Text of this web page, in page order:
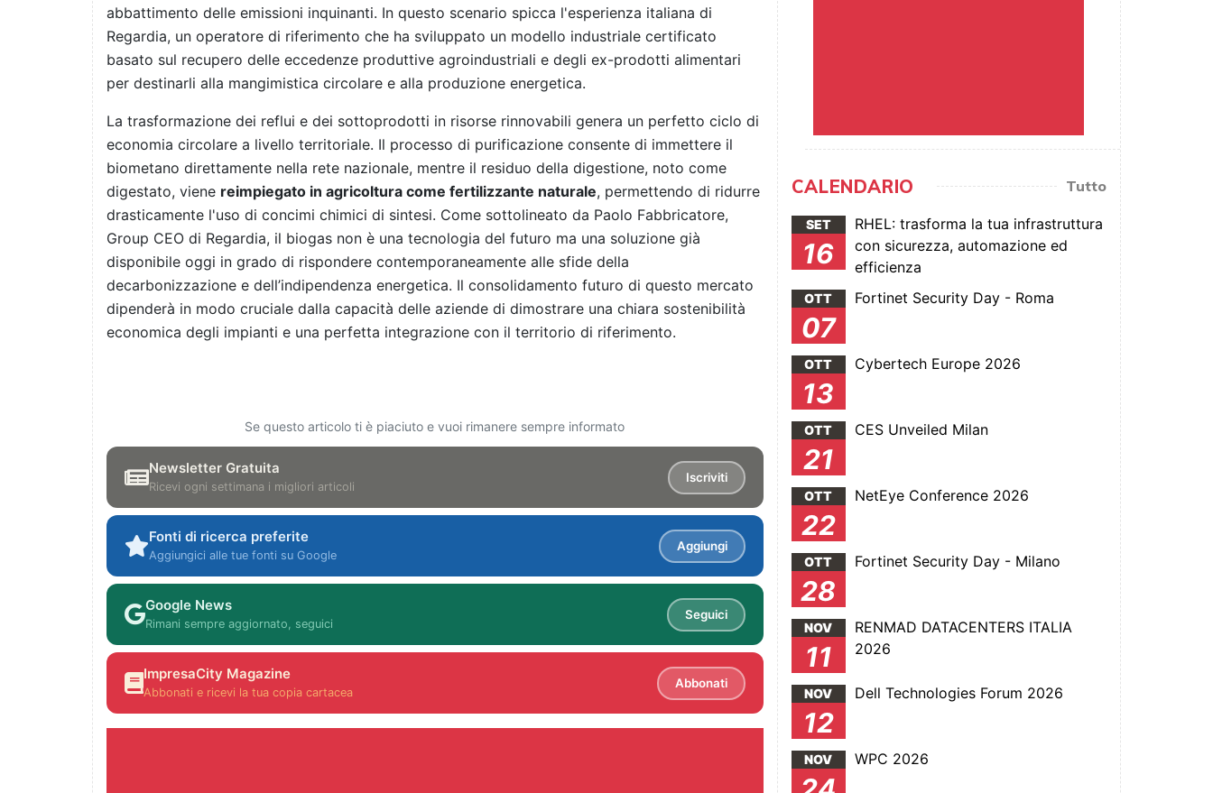
abbattimento delle emissioni inquinanti. In questo scenario spicca l'esperienza italiana di
Regardia, un operatore di riferimento che ha sviluppato un modello industriale certificato
basato sul recupero delle eccedenze produttive agroindustriali e degli ex-prodotti alimentari
per destinarli alla mangimistica circolare e alla produzione energetica.
La trasformazione dei reflui e dei sottoprodotti in risorse rinnovabili genera un perfetto ciclo di
economia circolare a livello territoriale. Il processo di purificazione consente di immettere il
biometano direttamente nella rete nazionale, mentre il residuo della digestione, noto come
digestato, viene reimpiegato in agricoltura come fertilizzante naturale, permettendo di ridurre
drasticamente l'uso di concimi chimici di sintesi. Come sottolineato da Paolo Fabbricatore,
Group CEO di Regardia, il biogas non è una tecnologia del futuro ma una soluzione già
disponibile oggi in grado di rispondere contemporaneamente alle sfide della
decarbonizzazione e dell’indipendenza energetica. Il consolidamento futuro di questo mercato
dipenderà in modo cruciale dalla capacità delle aziende di dimostrare una chiara sostenibilità
economica degli impianti e una perfetta integrazione con il territorio di riferimento.
Se questo articolo ti è piaciuto e vuoi rimanere sempre informato
Newsletter Gratuita
Ricevi ogni settimana i migliori articoli
Iscriviti
Fonti di ricerca preferite
Aggiungici alle tue fonti su Google
Aggiungi
Google News
Rimani sempre aggiornato, seguici
Seguici
ImpresaCity Magazine
Abbonati e ricevi la tua copia cartacea
Abbonati
CALENDARIO Tutto
SET
16
RHEL: trasforma la tua infrastruttura
con sicurezza, automazione ed
efficienza
OTT
07
Fortinet Security Day - Roma
OTT
13
Cybertech Europe 2026
OTT
21
CES Unveiled Milan
OTT
22
NetEye Conference 2026
OTT
28
Fortinet Security Day - Milano
NOV
11
RENMAD DATACENTERS ITALIA
2026
NOV
12
Dell Technologies Forum 2026
NOV WPC 2026